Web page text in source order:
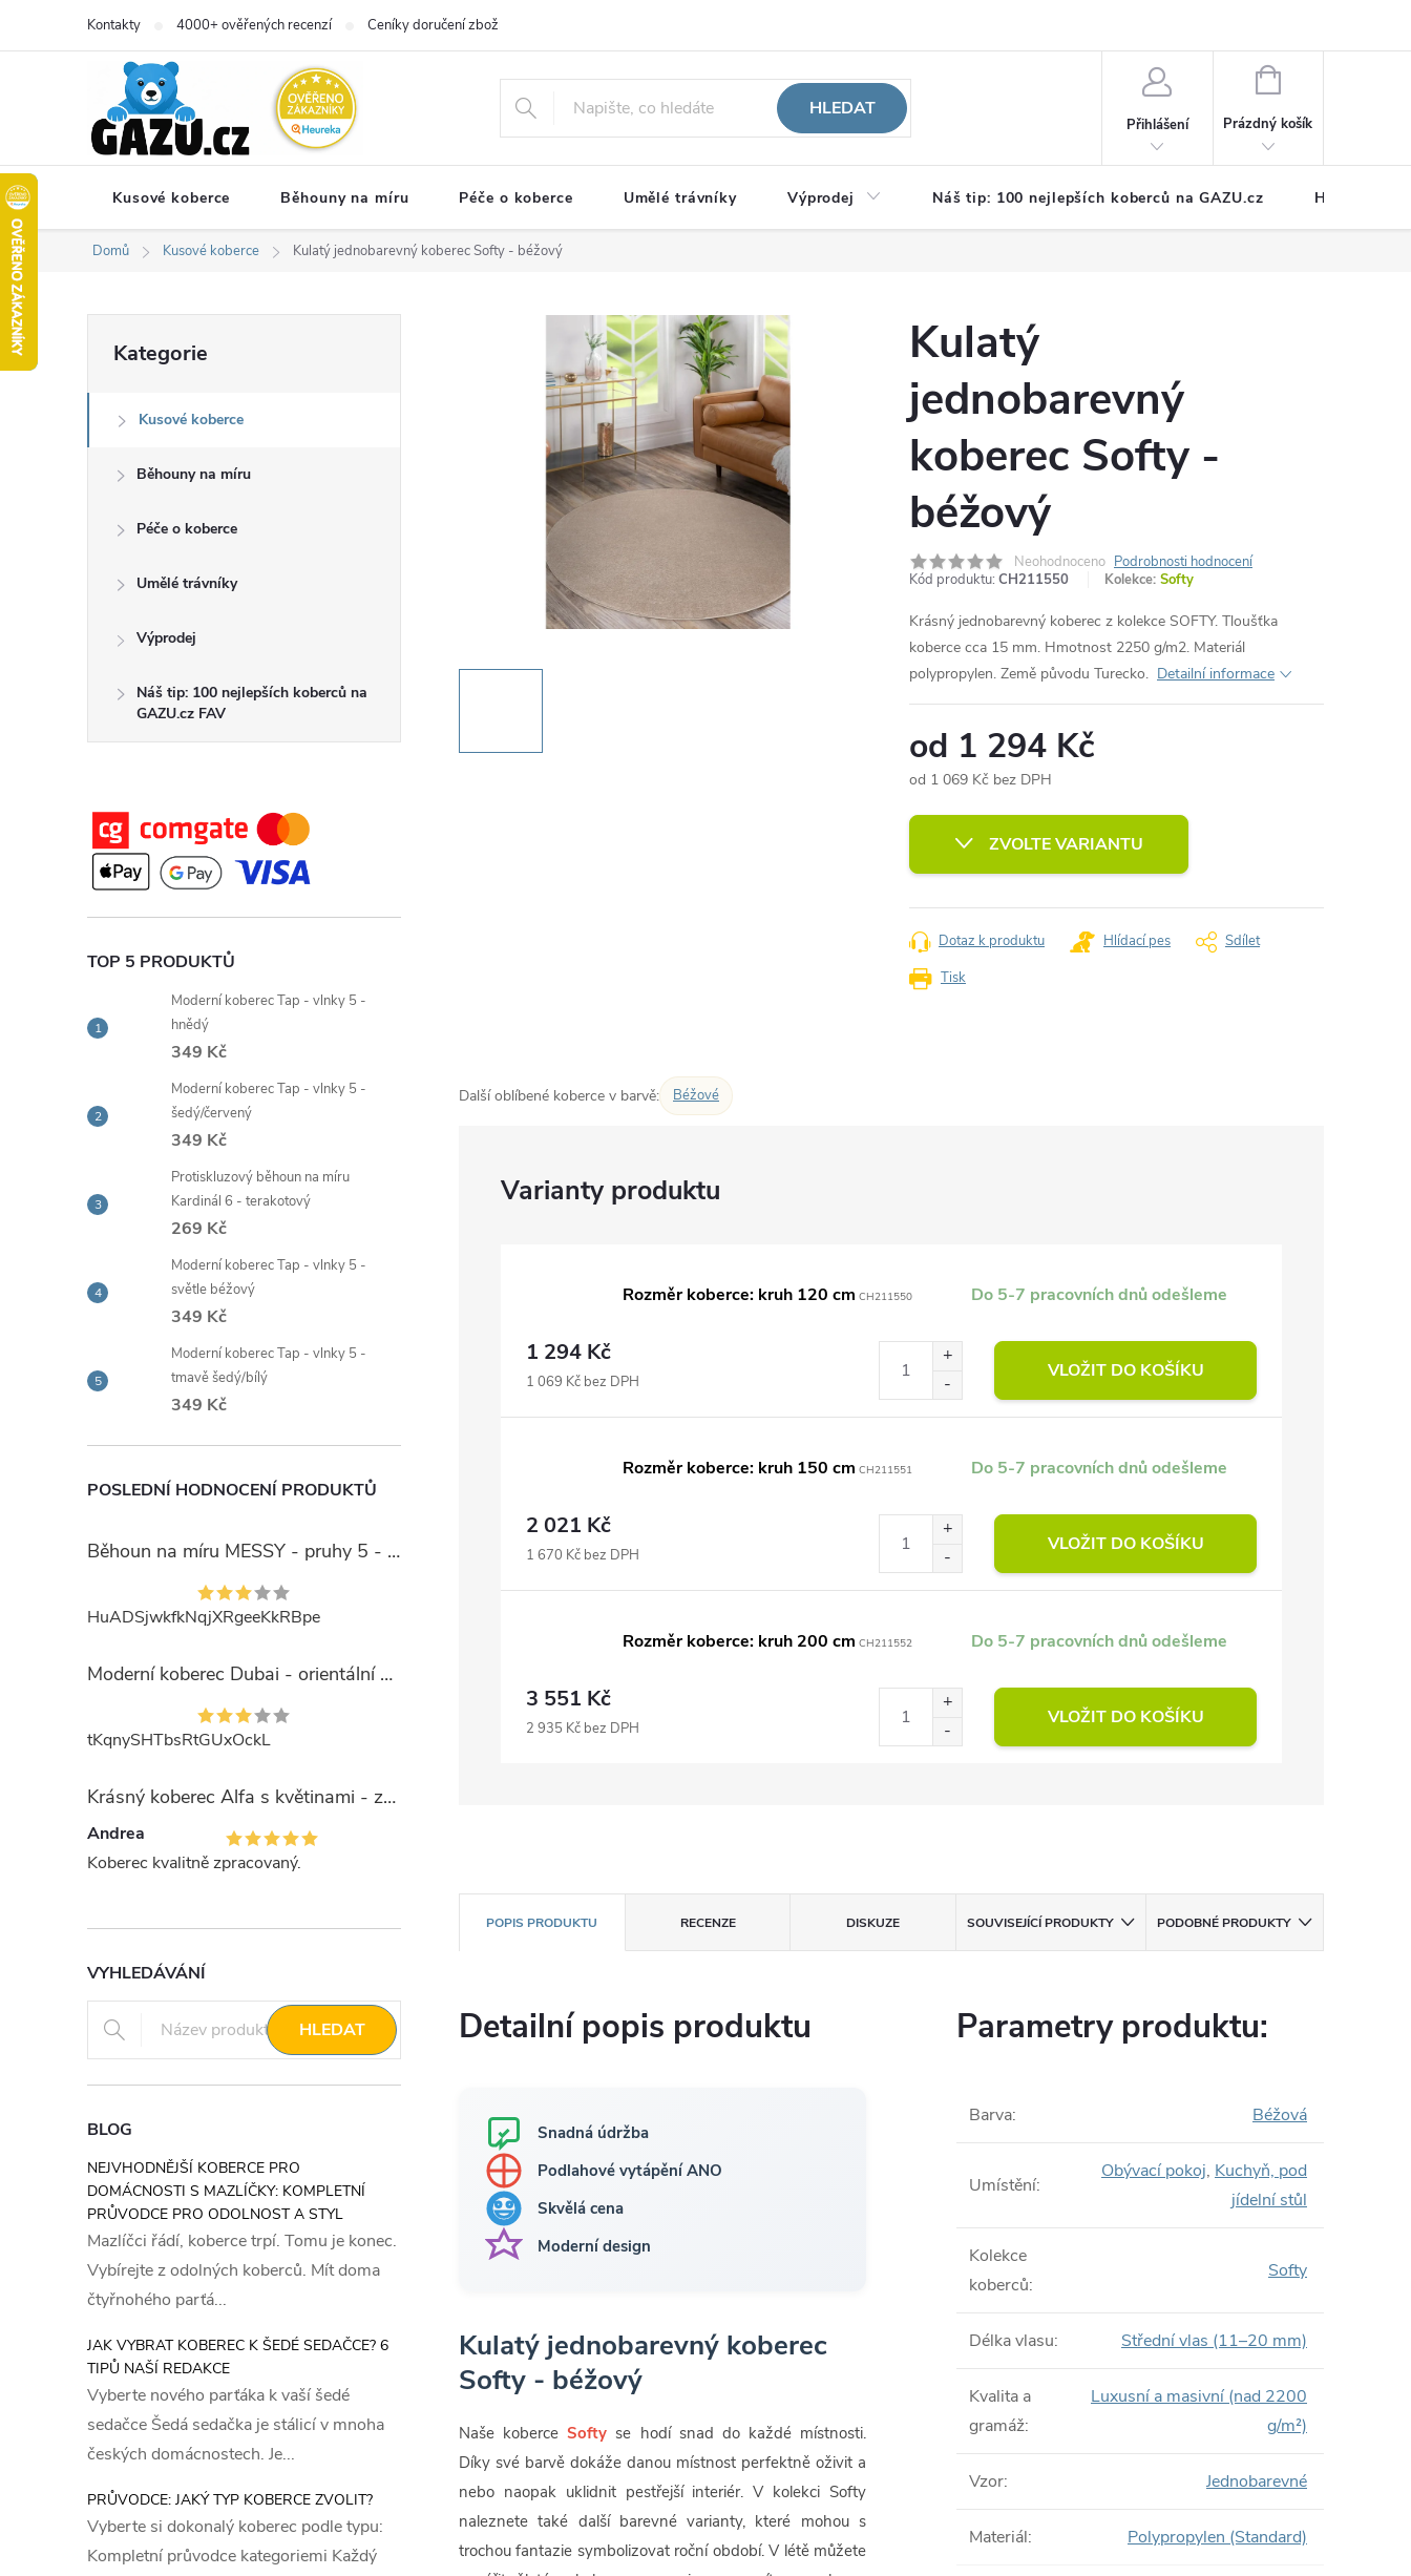
Kontakty 4000+ ověřených recenzí Ceníky doručení zboží
HLEDAT
Přihlášení
NÁKUPNÍ
Prázdný košík
Kusové koberce Běhouny na míru Péče o koberce Umělé trávníky Výprodej Náš tip: 100 nejlepších koberců na GAZU.cz Hodnocení
Domů Kusové koberce Kulatý jednobarevný koberec Softy - béžový
o
s
í
p
a
n
e
l
kategorie
Kategorie
Kusové koberce
Běhouny na míru
Péče o koberce
Umělé trávníky
Výprodej
Náš tip: 100 nejlepších koberců na
GAZU.cz FAV
TOP 5 PRODUKTŮ
Moderní koberec Tap - vlnky 5 -
hnědý
349 Kč
Moderní koberec Tap - vlnky 5 -
šedý/červený
349 Kč
Protiskluzový běhoun na míru
Kardinál 6 - terakotový
269 Kč
Moderní koberec Tap - vlnky 5 -
světle béžový
349 Kč
Moderní koberec Tap - vlnky 5 -
tmavě šedý/bílý
349 Kč
POSLEDNÍ HODNOCENÍ PRODUKTŮ
Běhoun na míru MESSY - pruhy 5 - béžový
HuADSjwkfkNqjXRgeeKkRBpe
Moderní koberec Dubai - orientální 6 - červený
tKqnySHTbsRtGUxOckL
Krásný koberec Alfa s květinami - zelený
Andrea
Koberec kvalitně zpracovaný.
VYHLEDÁVÁNÍ
HLEDAT
BLOG
NEJVHODNĚJŠÍ KOBERCE PRO
DOMÁCNOSTI S MAZLÍČKY: KOMPLETNÍ
PRŮVODCE PRO ODOLNOST A STYL
Mazlíčci řádí, koberce trpí. Tomu je konec.
Vybírejte z odolných koberců. Mít doma
čtyřnohého parťá...
JAK VYBRAT KOBEREC K ŠEDÉ SEDAČCE? 6
TIPŮ NAŠÍ REDAKCE
Vyberte nového parťáka k vaší šedé
sedačce Šedá sedačka je stálicí v mnoha
českých domácnostech. Je...
PRŮVODCE: JAKÝ TYP KOBERCE ZVOLIT?
Vyberte si dokonalý koberec podle typu:
Kompletní průvodce kategoriemi Každý
Kulatý
jednobarevný
koberec Softy -
béžový
Neohodnoceno Podrobnosti hodnocení
Kód produktu: CH211550 Kolekce: Softy
Krásný jednobarevný koberec z kolekce SOFTY. Tloušťka
koberce cca 15 mm. Hmotnost 2250 g/m2. Materiál
polypropylen. Země původu Turecko. Detailní informace
od 1 294 Kč
od 1 069 Kč bez DPH
cena:
ZVOLTE VARIANTU
Tisk
Dotaz k produktu Hlídací pes Sdílet
Další oblíbené koberce v barvě: Béžové
Rozměr koberce: kruh 120 cm CH211550 Do 5-7 pracovních dnů odešleme
1 294 Kč
1 069 Kč bez DPH VLOŽIT DO KOŠÍKU
Rozměr koberce: kruh 150 cm CH211551 Do 5-7 pracovních dnů odešleme
2 021 Kč
1 670 Kč bez DPH VLOŽIT DO KOŠÍKU
Rozměr koberce: kruh 200 cm CH211552 Do 5-7 pracovních dnů odešleme
3 551 Kč
2 935 Kč bez DPH VLOŽIT DO KOŠÍKU
POPIS PRODUKTU RECENZE DISKUZE SOUVISEJÍCÍ PRODUKTY PODOBNÉ PRODUKTY
Detailní popis produktu
Snadná údržba
Podlahové vytápění ANO
Skvělá cena
Moderní design
Kulatý jednobarevný koberec
Softy - béžový
Naše koberceSofty se hodí snad do každé místnosti.
Díky své barvě dokáže danou místnost perfektně oživit a
nebo naopak uklidnit pestřejší interiér. V kolekci Softy
naleznete také další barevné varianty, které mohou s
trochou fantazie symbolizovat roční období. V létě můžete
Parametry produktu:
Barva: Béžová
Umístění:
Obývací pokoj, Kuchyň, pod
jídelní stůl
Kolekce
koberců:
Softy
Délka vlasu: Střední vlas (11–20 mm)
Kvalita a
gramáž:
Luxusní a masivní (nad 2200
g/m²)
Vzor: Jednobarevné
Materiál: Polypropylen (Standard)